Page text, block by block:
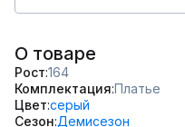
О товаре
Рост 164
Комплектация Платье
Цвет серый
Сезон Демисезон